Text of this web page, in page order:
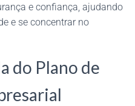
e confiança, ajudando
e se concentrar no
do Plano de